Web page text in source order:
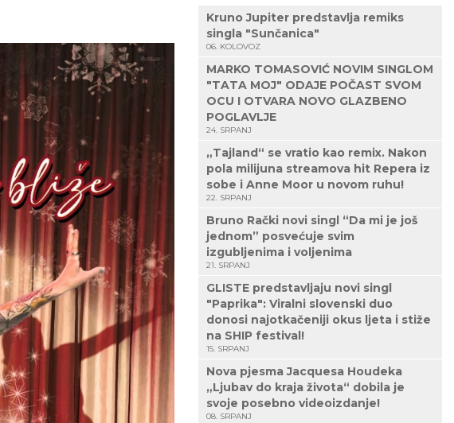
Kruno Jupiter predstavlja remiks
singla "Sunčanica"
06. KOLOVOZ
MARKO TOMASOVIĆ NOVIM SINGLOM
"TATA MOJ" ODAJE POČAST SVOM
OCU I OTVARA NOVO GLAZBENO
POGLAVLJE
24. SRPANJ
„Tajland“ se vratio kao remix. Nakon
pola milijuna streamova hit Repera iz
sobe i Anne Moor u novom ruhu!
22. SRPANJ
Bruno Rački novi singl “Da mi je još
jednom” posvećuje svim
izgubljenima i voljenima
21. SRPANJ
GLISTE predstavljaju novi singl
"Paprika": Viralni slovenski duo
donosi najotkačeniji okus ljeta i stiže
na SHIP festival!
15. SRPANJ
Nova pjesma Jacquesa Houdeka
„Ljubav do kraja života“ dobila je
svoje posebno videoizdanje!
08. SRPANJ